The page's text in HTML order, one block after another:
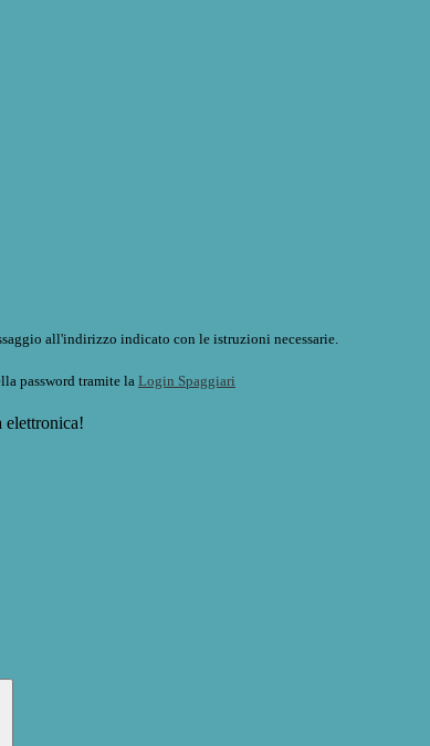
all'indirizzo indicato con le istruzioni necessarie.
password tramite la Login Spaggiari
elettronica!